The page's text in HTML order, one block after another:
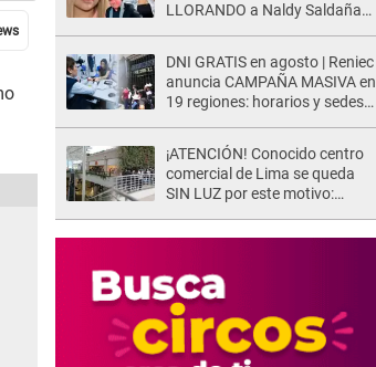
LLORANDO a Naldy Saldaña
DNI GRATIS en agosto | Reniec
anuncia CAMPAÑA MASIVA en
19 regiones: horarios y sedes
¡ATENCIÓN! Conocido centro
comercial de Lima se queda
SIN LUZ por este motivo: